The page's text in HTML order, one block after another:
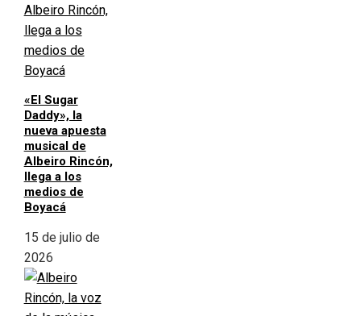
«El Sugar
Daddy», la
nueva apuesta
musical de
Albeiro Rincón,
llega a los
medios de
Boyacá
15 de julio de
2026